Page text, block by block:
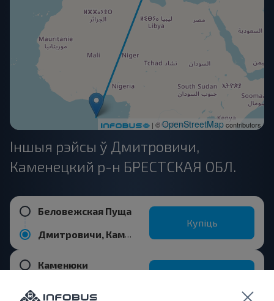
| ©OpenStreetMapcontributors
Іншыя рэйсы ў Дмитровичи,
Каменецкий р-н БРЕСТСКАЯ ОБЛ.
Беловежская Пуща
Дмитровичи, Каменецкий р-н БРЕСТСКАЯ ОБЛ.
Купіць
Каменюки